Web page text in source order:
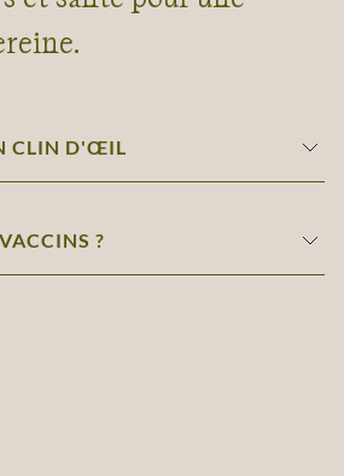
CLIN D'ŒIL
?